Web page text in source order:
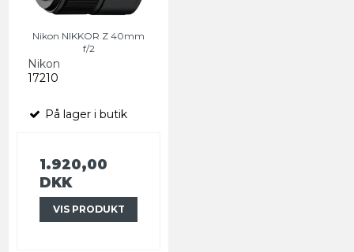
Nikon NIKKOR Z 40mm
f/2
Nikon
17210
På lager i butik
1.920,00
DKK
VIS PRODUKT